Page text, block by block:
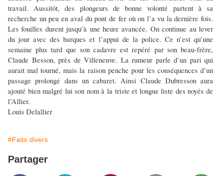
travail. Aussitôt, des plongeurs de bonne volonté partent à sa
recherche un peu en aval du pont de fer où on l’a vu la dernière fois.
Les fouilles durent jusqu’à une heure avancée. On continue au lever
du jour avec des barques et l’appui de la police. Ce n’est qu’une
semaine plus tard que son cadavre est repéré par son beau-frère,
Claude Besson, près de Villeneuve. La rumeur parle d’un pari qui
aurait mal tourné, mais la raison penche pour les conséquences d’un
passage prolongé dans un cabaret. Ainsi Claude Dubresson aura
ajouté bien malgré lui son nom à la triste et longue liste des noyés de
l’Allier.
Louis Delallier
#Faits divers
Partager